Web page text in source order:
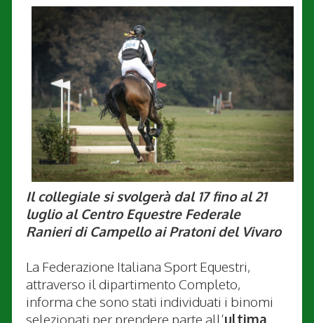
Il collegiale si svolgerà dal 17 fino al 21
luglio al Centro Equestre Federale
Ranieri di Campello ai Pratoni del Vivaro
La Federazione Italiana Sport Equestri,
attraverso il dipartimento Completo,
informa che sono stati individuati i binomi
selezionati per prendere parte all’ultima